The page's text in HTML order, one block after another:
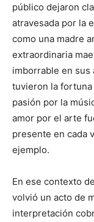
público dejaron
atravesada por la
como una madre
extraordinaria
imborrable en sus
tuvieron la
pasión por la
amor por el arte
presente en cada
ejemplo.
En ese contexto
volvió un acto de
interpretación